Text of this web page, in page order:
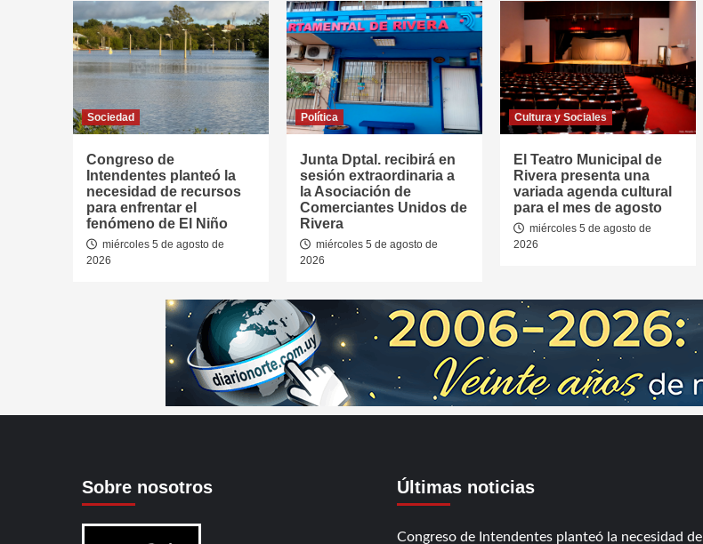
Sociedad
Congreso de
Intendentes planteó la
necesidad de recursos
para enfrentar el
fenómeno de El Niño
miércoles 5 de agosto de
2026
Política
Junta Dptal. recibirá en
sesión extraordinaria a
la Asociación de
Comerciantes Unidos de
Rivera
miércoles 5 de agosto de
2026
Cultura y Sociales
El Teatro Municipal de
Rivera presenta una
variada agenda cultural
para el mes de agosto
miércoles 5 de agosto de
2026
Sobre nosotros Últimas noticias
Congreso de Intendentes planteó la necesidad de